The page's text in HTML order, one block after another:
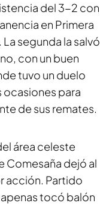
del 3-2 con
en Primera
segunda la salvó
con un buen
tuvo un duelo
ocasiones para
de sus remates.
área celeste
Comesaña dejó al
acción. Partido
tocó balón